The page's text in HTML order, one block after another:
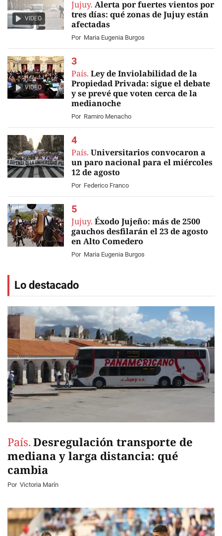
VIDEO
Jujuy. Alerta por fuertes vientos por
tres días: qué zonas de Jujuy están
afectadas
Por Maria Eugenia Burgos
VIDEO
País. Ley de Inviolabilidad de la
Propiedad Privada: sigue el debate
y se prevé que voten cerca de la
medianoche
Por Ramiro Menacho
País. Universitarios convocaron a
un paro nacional para el miércoles
12 de agosto
Por Federico Franco
Jujuy. Éxodo Jujeño: más de 2500
gauchos desfilarán el 23 de agosto
en Alto Comedero
Por Maria Eugenia Burgos
Lo destacado
País. Desregulación transporte de
mediana y larga distancia: qué
cambia
Por Victoria Marín